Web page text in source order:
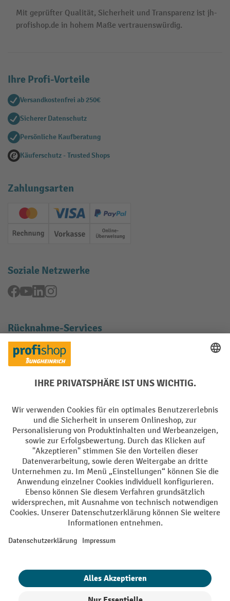
Mit geprüfter Qualität, Sicherheit und Transparenz ist jh-
profishop.de in hohem Maße vertrauenswürdig.
Ihre Profi-Vorteile
Versandkostenfrei ab 250€
Sicherer Datenschutz
Persönliche Kaufberatung
Käuferschutz - Trusted Shops
Zahlungsarten
Creditcard (Master)Creditcard (Visa)
PayPal
Rechnung Vorkasse Online-Überweisung
Soziale Netzwerke
Facebook
YouTubeLinkedInInstagram
Rücknahme-Services
Elektrogeräte Rückname
Batterie Rückname
Impressum Datenschutz
Barrierefreiheit Grounding Page Privacy Settings
Alle Preise exkl. gesetzl. Mehrwertsteuer zzgl.Versandkostenund ggf.
Nachnahmegebühren, wenn nicht anders angegeben.
¹ Der Rabatt gilt so lange der Vorrat reicht. Der Rabatt gilt nicht auf
oder Gutscheinen ist nicht möglich. | ² Der Rabatt wird einmalig bei
eingelöst werden. Die Höhe des Rabatts variiert je nach
Produktkategorie und beträgt bis zu 10 % (10 % auf Lager, Umwelt,